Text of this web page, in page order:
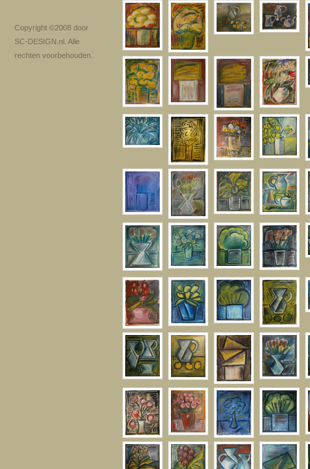
Copyright ©2008 door
SC-DESIGN.nl . Alle
rechten voorbehouden.